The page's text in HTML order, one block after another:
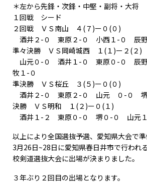
＊左から先鋒・次鋒・中堅・副将・大将
１回戦 シード
２回戦 ＶＳ南山 ４(７)ー０(０)
酒井２-０ 東原２-０ 小西１-０ 辰
準々決勝 ＶＳ岡崎城西 １(１)ー２(２)
山元０-０ 酒井１-０ 東原０-０ 辰
牧１-０
準決勝 ＶＳ桜丘 ３(５)ー０(０)
酒井２-０ 東原２-０ 山元 ０-０
決勝 ＶＳ明和 １(２)ー０(１)
酒井１-２ 東原０-０ 堺０-０ 山元
以上により全国選抜予選、愛知県大会で
3月26日~28日に愛知県春日井市で行われ
校剣道選抜大会に出場が決まりました。
３年ぶり２回目の出場となります。